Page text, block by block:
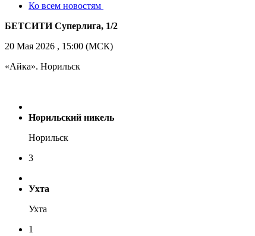
Ко всем новостям
БЕТСИТИ Суперлига, 1/2
20 Мая 2026 , 15:00 (МСК)
«Айка». Норильск
Норильский никель
Норильск
3
Ухта
Ухта
1